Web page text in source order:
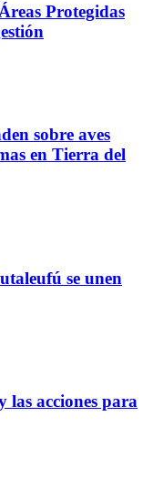
Protegidas
sobre aves
en Tierra del
se unen
las acciones para